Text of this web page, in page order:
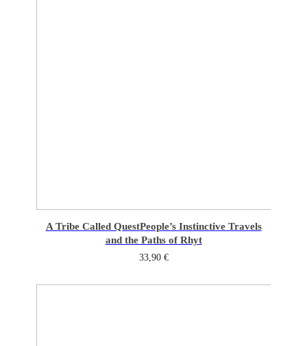
A Tribe Called QuestPeople’s Instinctive Travels
and the Paths of Rhyt
33,90 €